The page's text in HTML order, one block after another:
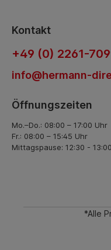
Kontakt
+49 (0) 2261-
info@hermann-
Öffnungszeiten
Mo.–Do.: 08:00 – 17:00 Uhr
Fr.: 08:00 – 15:45 Uhr
Mittagspause: 12:30 -
*Alle